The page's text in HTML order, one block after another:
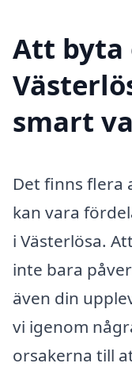
Att byta
smart
Det finns flera
kan vara
i Västerlösa.
inte bara
även din
vi igenom
orsakerna till